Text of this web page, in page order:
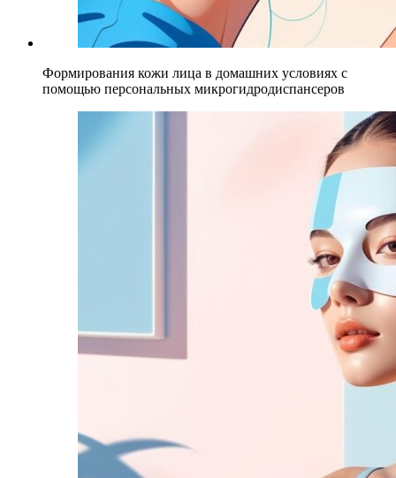
Формирования кожи лица в домашних условиях с
помощью персональных микрогидродиспансеров